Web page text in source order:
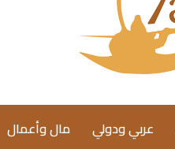
عربي ودولي مال وأعمال